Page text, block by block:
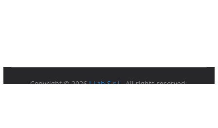
Copyright © 2026I-Lab S.r.l.. All rights reserved.